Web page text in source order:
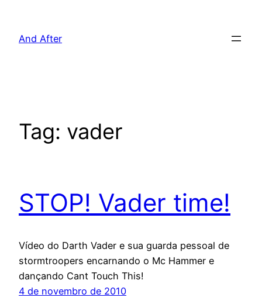
And After
Tag: vader
STOP! Vader time!
Vídeo do Darth Vader e sua guarda pessoal de
stormtroopers encarnando o Mc Hammer e
dançando Cant Touch This!
4 de novembro de 2010